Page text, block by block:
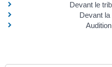
Devant le
Devant